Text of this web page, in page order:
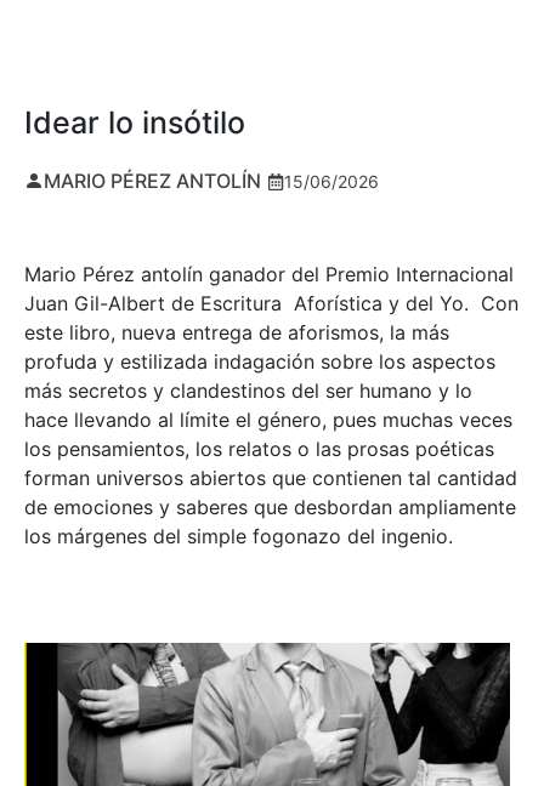
Idear lo insótilo
MARIO PÉREZ ANTOLÍN 15/06/2026
Mario Pérez antolín ganador del Premio Internacional
Juan Gil-Albert de Escritura Aforística y del Yo. Con
este libro, nueva entrega de aforismos, la más
profuda y estilizada indagación sobre los aspectos
más secretos y clandestinos del ser humano y lo
hace llevando al límite el género, pues muchas veces
los pensamientos, los relatos o las prosas poéticas
forman universos abiertos que contienen tal cantidad
de emociones y saberes que desbordan ampliamente
los márgenes del simple fogonazo del ingenio.